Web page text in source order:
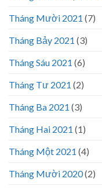
Tháng Mười 2021 (7)
Tháng Bảy 2021 (3)
Tháng Sáu 2021 (6)
Tháng Tư 2021 (2)
Tháng Ba 2021 (3)
Tháng Hai 2021 (1)
Tháng Một 2021 (4)
Tháng Mười 2020(2)